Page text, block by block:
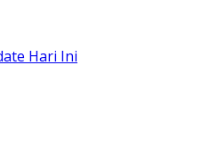
Hari Ini